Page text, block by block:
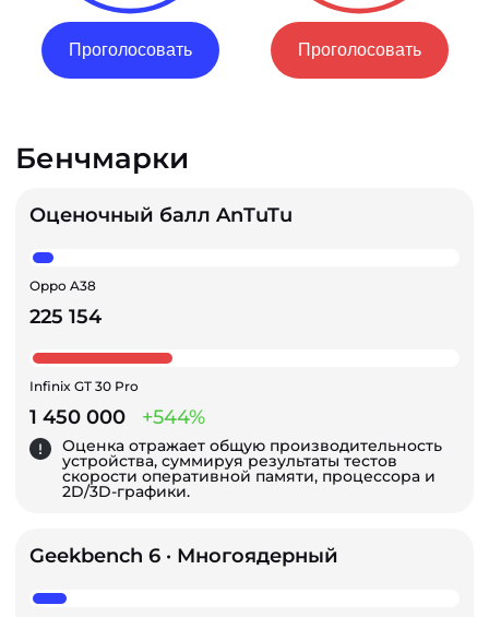
Проголосовать Проголосовать
Бенчмарки
Оценочный балл AnTuTu
Oppo A38
225 154
Infinix GT 30 Pro
1 450 000 +544%
Оценка отражает общую производительность
устройства, суммируя результаты тестов
скорости оперативной памяти, процессора и
2D/3D-графики.
Geekbench 6 · Многоядерный